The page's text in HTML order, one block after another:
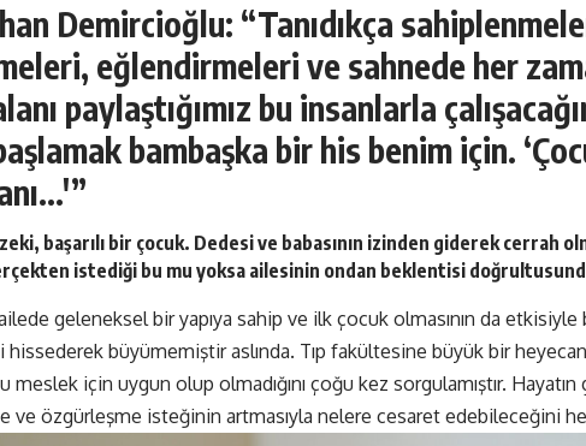
Demircioğlu: “Tanıdıkça
eğlendirmeleri ve sahnede her
paylaştığımız bu insanlarla
bambaşka bir his benim için.
başarılı bir çocuk. Dedesi ve babasının izinden giderek cerrah
istediği bu mu yoksa ailesinin ondan beklentisi
geleneksel bir yapıya sahip ve ilk çocuk olmasının da
hissederek büyümemiştir aslında. Tıp fakültesine büyük bir
meslek için uygun olup olmadığını çoğu kez sorgulamıştır.
ve özgürleşme isteğinin artmasıyla nelere cesaret edebileceğini